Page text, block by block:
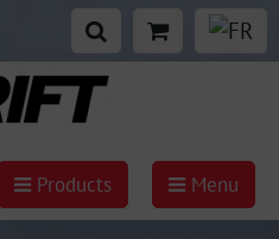
Products Menu